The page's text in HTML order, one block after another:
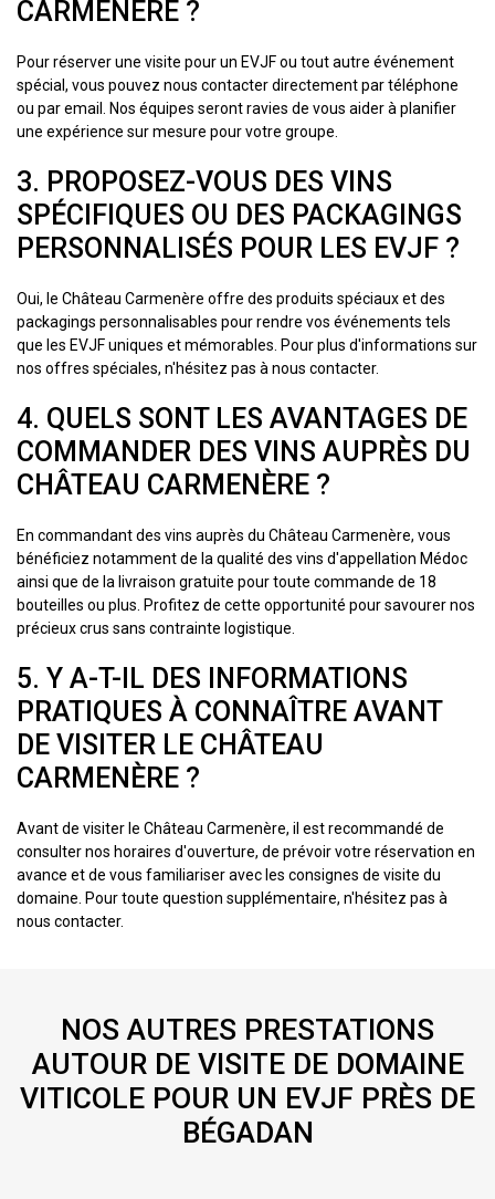
CARMENÈRE ?
Pour réserver une visite pour un EVJF ou tout autre événement
spécial, vous pouvez nous contacter directement par téléphone
ou par email. Nos équipes seront ravies de vous aider à planifier
une expérience sur mesure pour votre groupe.
3. PROPOSEZ-VOUS DES VINS
SPÉCIFIQUES OU DES PACKAGINGS
PERSONNALISÉS POUR LES EVJF ?
Oui, le Château Carmenère offre des produits spéciaux et des
packagings personnalisables pour rendre vos événements tels
que les EVJF uniques et mémorables. Pour plus d'informations sur
nos offres spéciales, n'hésitez pas à nous contacter.
4. QUELS SONT LES AVANTAGES DE
COMMANDER DES VINS AUPRÈS DU
CHÂTEAU CARMENÈRE ?
En commandant des vins auprès du Château Carmenère, vous
bénéficiez notamment de la qualité des vins d'appellation Médoc
ainsi que de la livraison gratuite pour toute commande de 18
bouteilles ou plus. Profitez de cette opportunité pour savourer nos
précieux crus sans contrainte logistique.
5. Y A-T-IL DES INFORMATIONS
PRATIQUES À CONNAÎTRE AVANT
DE VISITER LE CHÂTEAU
CARMENÈRE ?
Avant de visiter le Château Carmenère, il est recommandé de
consulter nos horaires d'ouverture, de prévoir votre réservation en
avance et de vous familiariser avec les consignes de visite du
domaine. Pour toute question supplémentaire, n'hésitez pas à
nous contacter.
NOS AUTRES PRESTATIONS
AUTOUR DE VISITE DE DOMAINE
VITICOLE POUR UN EVJF PRÈS DE
BÉGADAN